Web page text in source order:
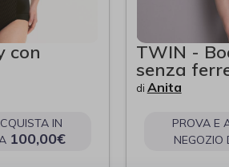
con
IN
100,00€
TWIN -
senza
di Anita
PROVA E
NEGOZIO